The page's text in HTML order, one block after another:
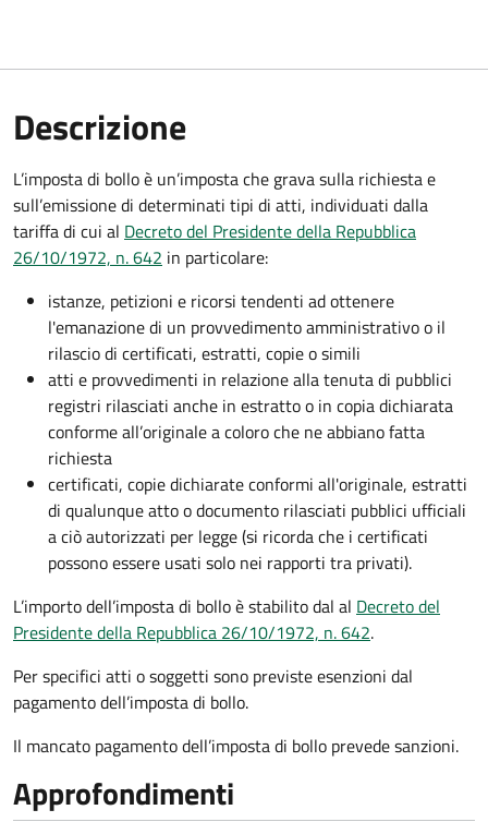
Descrizione
L’imposta di bollo è un’imposta che grava sulla richiesta e
sull’emissione di determinati tipi di atti, individuati dalla
tariffa di cui al Decreto del Presidente della Repubblica
26/10/1972, n. 642 in particolare:
istanze, petizioni e ricorsi tendenti ad ottenere
l'emanazione di un provvedimento amministrativo o il
rilascio di certificati, estratti, copie o simili
atti e provvedimenti in relazione alla tenuta di pubblici
registri rilasciati anche in estratto o in copia dichiarata
conforme all’originale a coloro che ne abbiano fatta
richiesta
certificati, copie dichiarate conformi all'originale, estratti
di qualunque atto o documento rilasciati pubblici ufficiali
a ciò autorizzati per legge (si ricorda che i certificati
possono essere usati solo nei rapporti tra privati).
L’importo dell’imposta di bollo è stabilito dal al Decreto del
Presidente della Repubblica 26/10/1972, n. 642.
Per specifici atti o soggetti sono previste esenzioni dal
pagamento dell’imposta di bollo.
Il mancato pagamento dell’imposta di bollo prevede sanzioni.
Approfondimenti